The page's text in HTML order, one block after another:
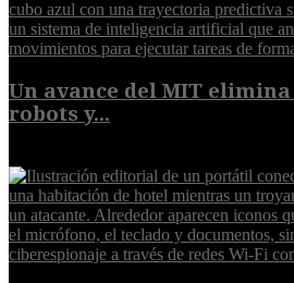
Un avance del MIT
robots y...